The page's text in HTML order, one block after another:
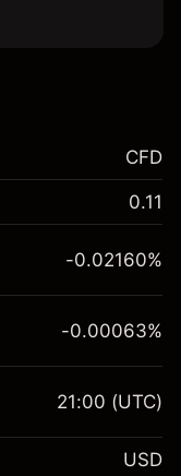
cho giao
CFD
0.11
-0.02160%
-0.00063%
21:00 (UTC)
USD